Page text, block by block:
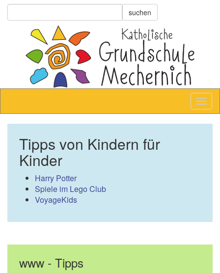
Tipps von Kindern für
Kinder
Harry Potter
Spiele im Lego Club
VoyageKids
www - Tipps